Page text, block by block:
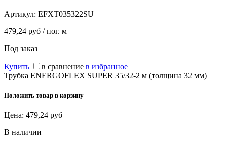
Артикул: EFXT035322SU
479,24 руб / пог. м
Под заказ
Купить в сравнение в избранное
Трубка ENERGOFLEX SUPER 35/32-2 м (толщина 32 мм)
Положить товар в корзину
Цена: 479,24 руб
В наличии